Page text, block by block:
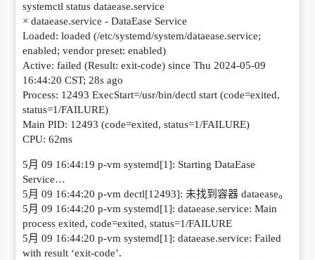
systemctl status dataease.service
× dataease.service - DataEase Service
Loaded: loaded (/etc/systemd/system/dataease.service;
enabled; vendor preset: enabled)
Active: failed (Result: exit-code) since Thu 2024-05-09
16:44:20 CST; 28s ago
Process: 12493 ExecStart=/usr/bin/dectl start (code=exited,
status=1/FAILURE)
Main PID: 12493 (code=exited, status=1/FAILURE)
CPU: 62ms
5月 09 16:44:19 p-vm systemd[1]: Starting DataEase
Service…
5月 09 16:44:20 p-vm dectl[12493]: 未找到容器 dataease。
5月 09 16:44:20 p-vm systemd[1]: dataease.service: Main
process exited, code=exited, status=1/FAILURE
5月 09 16:44:20 p-vm systemd[1]: dataease.service: Failed
with result ‘exit-code’.